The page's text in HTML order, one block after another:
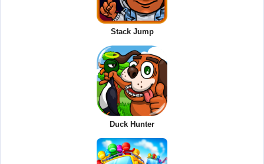
Stack Jump
Duck Hunter